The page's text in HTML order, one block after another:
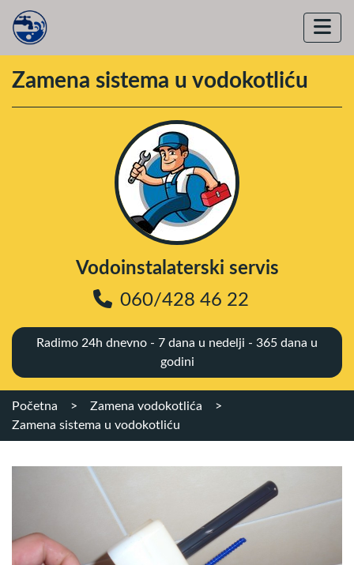
Zamena sistema u vodokotliću
Vodoinstalaterski servis
060/428 46 22
Radimo 24h dnevno - 7 dana u nedelji - 365 dana u
godini
Početna > Zamena vodokotlića
>
Zamena sistema u vodokotliću